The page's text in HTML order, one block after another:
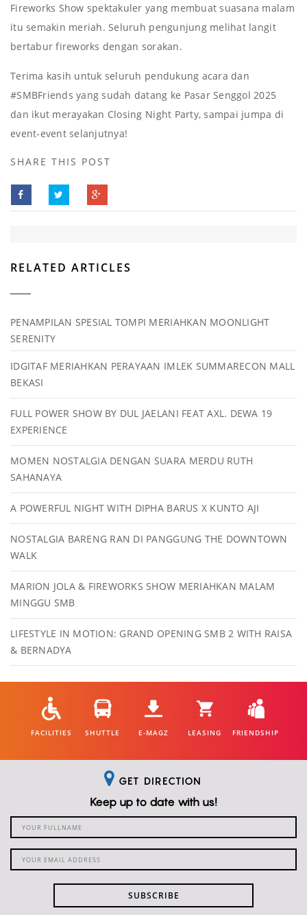
Fireworks Show spektakuler yang membuat suasana malam
itu semakin meriah. Seluruh pengunjung melihat langit
bertabur fireworks dengan sorakan.
Terima kasih untuk seluruh pendukung acara dan
#SMBFriends yang sudah datang ke Pasar Senggol 2025
dan ikut merayakan Closing Night Party, sampai jumpa di
event-event selanjutnya!
SHARE THIS POST
RELATED ARTICLES
PENAMPILAN SPESIAL TOMPI MERIAHKAN MOONLIGHT
SERENITY
IDGITAF MERIAHKAN PERAYAAN IMLEK SUMMARECON MALL
BEKASI
FULL POWER SHOW BY DUL JAELANI FEAT AXL. DEWA 19
EXPERIENCE
MOMEN NOSTALGIA DENGAN SUARA MERDU RUTH
SAHANAYA
A POWERFUL NIGHT WITH DIPHA BARUS X KUNTO AJI
NOSTALGIA BARENG RAN DI PANGGUNG THE DOWNTOWN
WALK
MARION JOLA & FIREWORKS SHOW MERIAHKAN MALAM
MINGGU SMB
LIFESTYLE IN MOTION: GRAND OPENING SMB 2 WITH RAISA
& BERNADYA
FACILITIES SHUTTLE E-MAGZ LEASING FRIENDSHIP
GET DIRECTION
Keep up to date with us!
SUBSCRIBE